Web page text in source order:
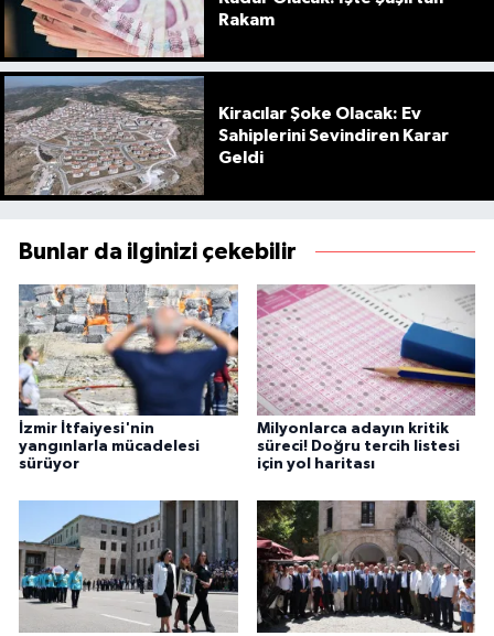
Rakam
Kiracılar Şoke Olacak: Ev
Sahiplerini Sevindiren Karar
Geldi
Bunlar da ilginizi çekebilir
İzmir İtfaiyesi'nin
yangınlarla mücadelesi
sürüyor
Milyonlarca adayın kritik
süreci! Doğru tercih listesi
için yol haritası